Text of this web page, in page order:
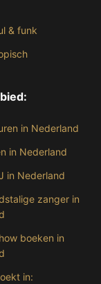
& funk
in Nederland
in Nederland
in Nederland
zanger in
boeken in
in: